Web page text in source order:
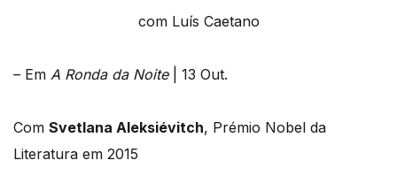
com Luís Caetano
– Em A Ronda da Noite | 13 Out.
Com Svetlana Aleksiévitch, Prémio Nobel da
Literatura em 2015